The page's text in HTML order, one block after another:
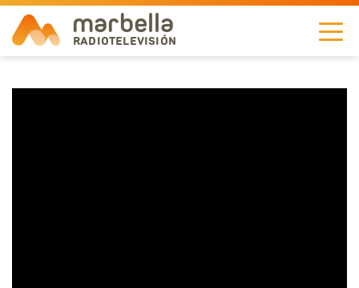
marbella
RADIOTELEVISIÓN